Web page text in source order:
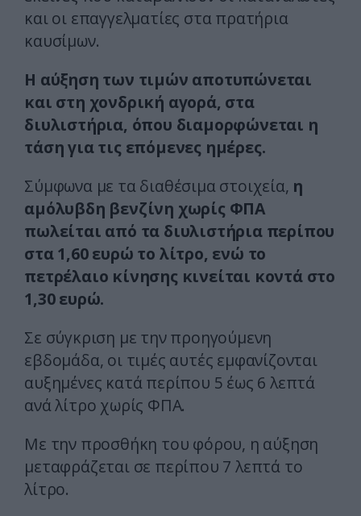
και οι επαγγελματίες στα πρατήρια
καυσίμων.
Η αύξηση των τιμών αποτυπώνεται
και στη χονδρική αγορά, στα
διυλιστήρια, όπου διαμορφώνεται η
τάση για τις επόμενες ημέρες.
Σύμφωνα με τα διαθέσιμα στοιχεία, η
αμόλυβδη βενζίνη χωρίς ΦΠΑ
πωλείται από τα διυλιστήρια περίπου
στα 1,60 ευρώ το λίτρο, ενώ το
πετρέλαιο κίνησης κινείται κοντά στο
1,30 ευρώ.
Σε σύγκριση με την προηγούμενη
εβδομάδα, οι τιμές αυτές εμφανίζονται
αυξημένες κατά περίπου 5 έως 6 λεπτά
ανά λίτρο χωρίς ΦΠΑ.
Με την προσθήκη του φόρου, η αύξηση
μεταφράζεται σε περίπου 7 λεπτά το
λίτρο.